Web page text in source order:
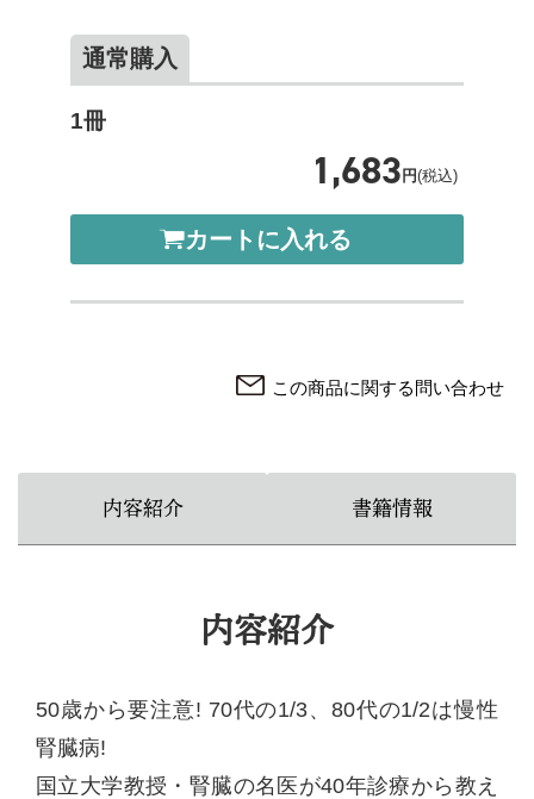
通常購入
1冊
1,683円(税込)
カートに入れる
この商品に関する問い合わせ
内容紹介 書籍情報
内容紹介
50歳から要注意! 70代の1/3、80代の1/2は慢性
腎臓病!
国立大学教授・腎臓の名医が40年診療から教え